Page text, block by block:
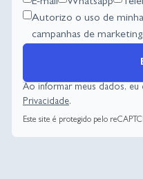
Autorizo o uso de
campanhas de marketing.
Ao informar meus dados,
Privacidade.
Este site é protegido pelo